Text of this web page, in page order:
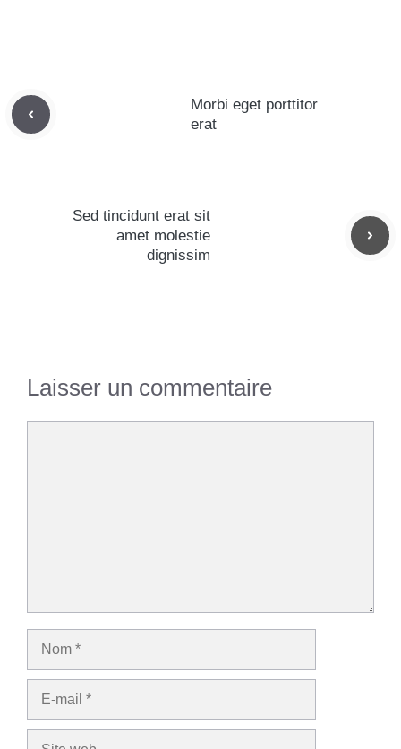
Morbi eget porttitor
erat
Sed tincidunt erat sit
amet molestie
dignissim
Laisser un commentaire
Nom
Site